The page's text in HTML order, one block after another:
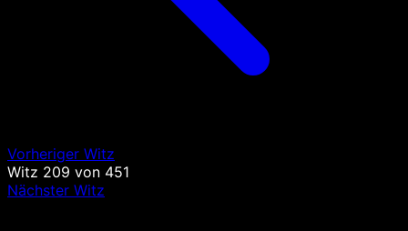
Vorheriger Witz
Witz 209 von 451
Nächster Witz